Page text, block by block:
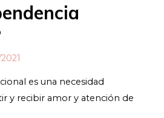
es una necesidad
y recibir amor y atención de